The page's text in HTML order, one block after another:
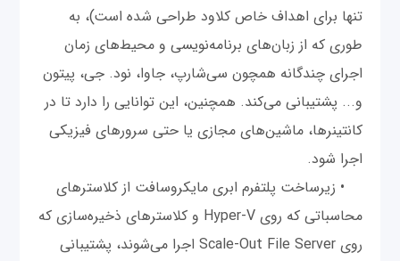
تنها برای اهداف خاص کلاود طراحی شده است)، به
‌طوری که از زبان‌های برنامه‌نویسی و محیط‌های زمان
اجرای چندگانه همچون سی‌شارپ، جاوا، نود. جی، پیتون
و... پشتیبانی می‌کند. همچنین، این توانایی را دارد تا در
کانتینرها، ماشین‌های مجازی یا حتی سرورهای فیزیکی
اجرا شود.
• زیرساخت پلتفرم ابری مایکروسافت از کلاسترهای
محاسباتی که روی Hyper-V و کلاسترهای ذخیره‌سازی که
روی Scale-Out File Server اجرا می‌شوند، پشتیبانی